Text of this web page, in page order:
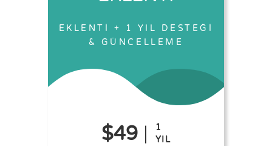
EKLENTİ + 1 YIL DESTEĞİ
& GÜNCELLEME
$49
1
YIL